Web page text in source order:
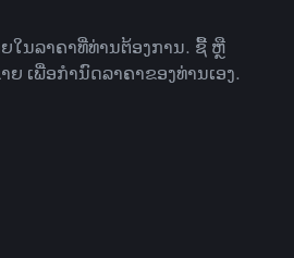
ໃນລາຄາທີ່ທ່ານຕ້ອງການ. ຊື້ ຫຼື
ເພື່ອກໍານົດລາຄາຂອງທ່ານເອງ.